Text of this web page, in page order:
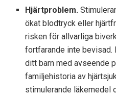
Hjärtproblem.
ökat blodtryck eller
risken för allvarliga
fortfarande inte bevisad.
ditt barn med avseende
familjehistoria av
stimulerande läkemedel